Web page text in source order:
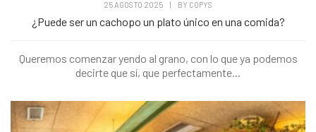
25 AGOSTO 2025 BY COPYS
¿Puede ser un cachopo un plato único en una comida?
Queremos comenzar yendo al grano, con lo que ya podemos
decirte que sí, que perfectamente...